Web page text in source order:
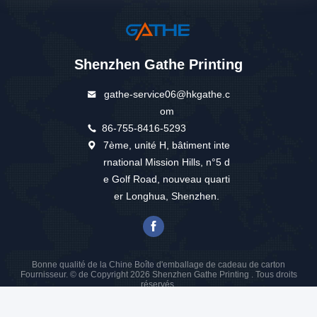
Shenzhen Gathe Printing
gathe-service06@hkgathe.c
om
86-755-8416-5293
7ème, unité H, bâtiment inte
rnational Mission Hills, n°5 d
e Golf Road, nouveau quarti
er Longhua, Shenzhen.
Bonne qualité de la Chine Boîte d'emballage de cadeau de carton
Fournisseur. © de Copyright 2026 Shenzhen Gathe Printing . Tous droits
réservés.